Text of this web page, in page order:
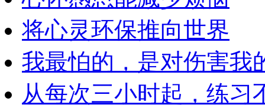
将心灵环保推向世界
我最怕的，是对伤害我
从每次三小时起，练习